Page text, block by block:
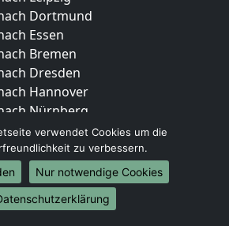
Dortmund
Essen
Bremen
Dresden
Hannover
Nürnberg
Duisburg
Bochum
Wuppertal
Bielefeld
Bonn
verwendet Cookies um die
zu verbessern.
Nur notwendige Cookies